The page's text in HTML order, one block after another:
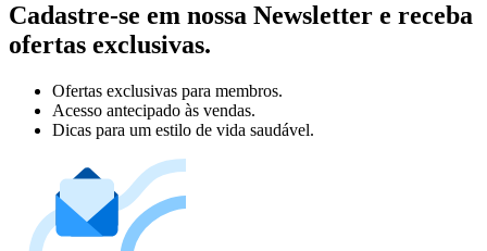
Cadastre-se em nossa Newsletter e receba
ofertas exclusivas.
Ofertas exclusivas para membros.
Acesso antecipado às vendas.
Dicas para um estilo de vida saudável.